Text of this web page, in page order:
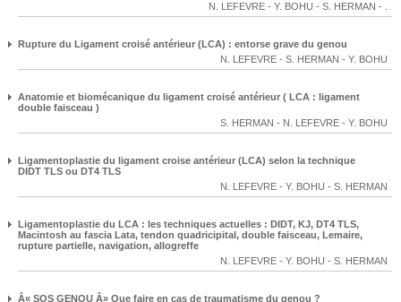
N. LEFEVRE - Y. BOHU - S. HERMAN -
Rupture du Ligament croisé antérieur (LCA) : entorse grave du genou
N. LEFEVRE - S. HERMAN - Y. BOHU
Anatomie et biomécanique du ligament croisé antérieur ( LCA : ligament
double faisceau )
S. HERMAN - N. LEFEVRE - Y. BOHU
Ligamentoplastie du ligament croise antérieur (LCA) selon la technique
DIDT TLS ou DT4 TLS
N. LEFEVRE - Y. BOHU - S. HERMAN
Ligamentoplastie du LCA : les techniques actuelles : DIDT, KJ, DT4 TLS,
Macintosh au fascia Lata, tendon quadricipital, double faisceau, Lemaire,
rupture partielle, navigation, allogreffe
N. LEFEVRE - Y. BOHU - S. HERMAN
Â« SOS GENOU Â» Que faire en cas de traumatisme du genou ?